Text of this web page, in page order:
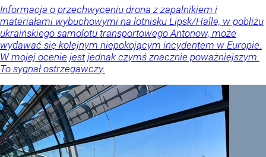
Informacja o przechwyceniu drona z zapalnikiem i
materiałami wybuchowymi na lotnisku Lipsk/Halle, w pobliżu
ukraińskiego samolotu transportowego Antonow, może
wydawać się kolejnym niepokojącym incydentem w Europie.
W mojej ocenie jest jednak czymś znacznie poważniejszym.
To sygnał ostrzegawczy.